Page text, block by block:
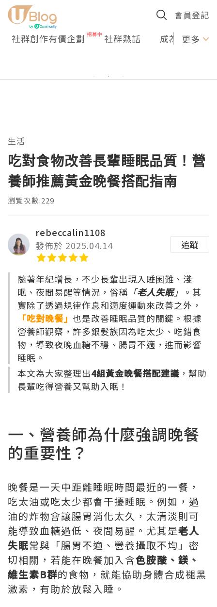
會員登記
社群創作有價企劃 社群熱話 成為U更多
生活
吃對食物改善長輩睡眠品質！營
養師推薦黃金晚餐搭配指南
瀏覽次數:229
rebeccalin1108
發佈於 2025.04.14
追蹤
隨著年紀增長，不少長輩出現入睡困難、淺
眠、夜間易醒等情況，俗稱 「老人失眠」
。其
實除了透過規律作息和適度運動來改善之外，
「吃對晚餐」 也是改善睡眠品質的關鍵。根據
營養師觀察，許多銀髮族因為吃太少、吃錯食
物，導致夜晚血糖不穩、腸胃不適，進而影響
睡眠。
本文為大家整理出4組黃金晚餐搭配建議 ，幫助
長輩吃得營養又幫助入眠！
一、營養師為什麼強調晚餐
的重要性？
晚餐是一天中距離睡眠時間最近的一餐，
吃太油或吃太少都會干擾睡眠。例如，過
油的炸物會讓腸胃消化太久，太清淡則可
能導致血糖過低、夜間易醒。尤其是老人
失眠常與「腸胃不適、營養攝取不均」密
切相關，若能在晚餐加入含色胺酸、鎂、
維生素B群的食物，就能協助身體合成褪黑
激素，有助於放鬆入睡。